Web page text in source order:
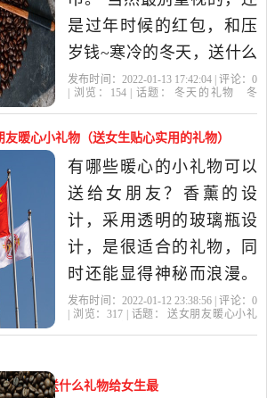
保温杯子，产
是过年时候的红包，和压
岁钱~寒冷的冬天，送什么
礼物比较合适？冬天总是
家门，刺骨的寒风让人受
不了。寒冷的冬天其实送
温暖是最好的，不管是送
给家人还是朋友，送温暖
是最合适不过了。
发布时间：2022-01-13 17:42:04 | 评论： 0
| 浏览：
154| 话题： 冬天的礼物
冬
友暖心小礼物（送女生贴心实用的礼物）
有哪些暖心的小礼物可以
送给女朋友？香薰的设
计，采用透明的玻璃瓶设
计，是很适合的礼物，同
时还能显得神秘而浪漫。
让人无法拒绝的梦幻色
的首选，十分的浪漫。给
发布时间：2022-01-12 23:38:56 | 评论： 0
| 浏览： 317 | 话题：
送女朋友暖心小礼
（冬天送什么礼物给女生最